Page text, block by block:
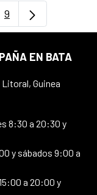
Use TAB to
Page
9
EN BATA
Guinea
8:30 a 20:30 y
y sábados 9:00 a
a 20:00 y